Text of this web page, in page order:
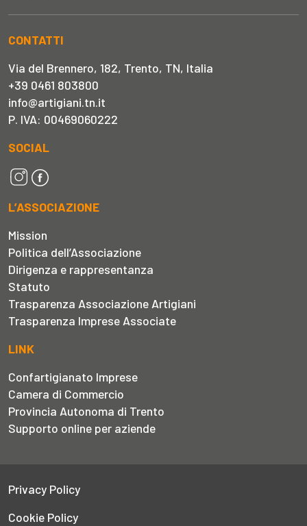
CONTATTI
Via del Brennero, 182, Trento, TN, Italia
+39 0461 803800
info@artigiani.tn.it
P. IVA: 00469060222
SOCIAL
L’ASSOCIAZIONE
Mission
Politica dell’Associazione
Dirigenza e rappresentanza
Statuto
Trasparenza Associazione Artigiani
Trasparenza Imprese Associate
LINK
Confartigianato Imprese
Camera di Commercio
Provincia Autonoma di Trento
Supporto online per aziende
Privacy Policy
Cookie Policy